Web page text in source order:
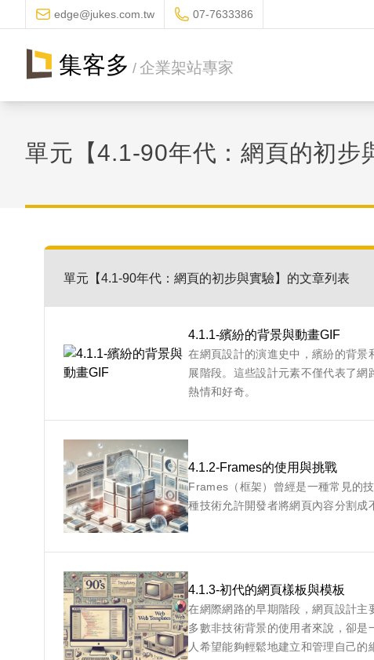
edge@jukes.com.tw 07-7633386
集客多 / 企業架站專家
單元【4.1-90年代：網頁的初步
單元【4.1-90年代：網頁的初步與實驗】的文章列表
4.1.1-繽紛的背景與動畫GIF
在網頁設計的演進史中，繽紛的背
展階段。這些設計元素不僅代表了
熱情和好奇。
4.1.2-Frames的使用與挑戰
Frames（框架）曾經是一種常見的
種技術允許開發者將網頁內容分割成
4.1.3-初代的網頁樣板與模板
在網際網路的早期階段，網頁設計
多數非技術背景的使用者來說，卻
人希望能夠輕鬆地建立和管理自己的